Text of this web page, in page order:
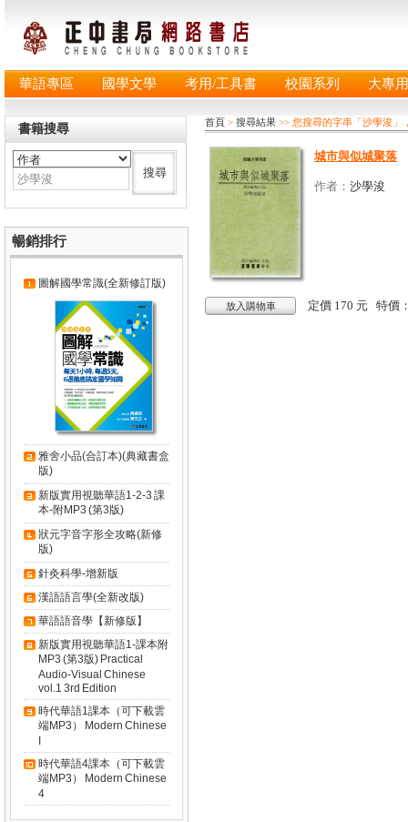
華語專區 國學文學 考用/工具書 校園系列 大專
首頁 > 搜尋結果 >> 您搜尋的字串「沙學浚」
城市與似城聚落
作者： 沙學浚
放入購物車 定價 170 元 特價
書籍搜尋
暢銷排行
圖解國學常識(全新修訂版)
雅舍小品(合訂本)(典藏書盒
版)
新版實用視聽華語1-2-3 課
本-附MP3 (第3版)
狀元字音字形全攻略(新修
版)
針灸科學-增新版
漢語語言學(全新改版)
華語語音學【新修版】
新版實用視聽華語1-課本附
MP3 (第3版) Practical
Audio-Visual Chinese
vol.1 3rd Edition
時代華語1課本（可下載雲
端MP3） Modern Chinese
I
時代華語4課本（可下載雲
端MP3） Modern Chinese
4